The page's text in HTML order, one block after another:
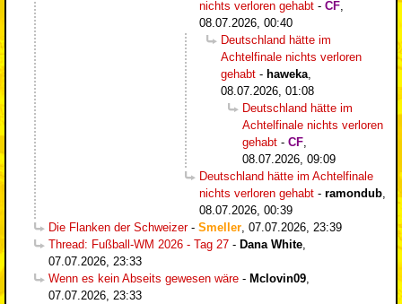
nichts verloren gehabt - CF
08.07.2026, 00:40
Deutschland hätte im
Achtelfinale nichts verloren
gehabt - haweka
08.07.2026, 01:08
Deutschland hätte im
Achtelfinale nichts verloren
gehabt - CF
08.07.2026, 09:09
Deutschland hätte im Achtelfinale
nichts verloren gehabt - ramondub
08.07.2026, 00:39
Die Flanken der Schweizer- Smeller 07.07.2026, 23:39
Thread: Fußball-WM 2026 - Tag 27 - Dana White
07.07.2026, 23:33
Wenn es kein Abseits gewesen wäre - Mclovin09
07.07.2026, 23:33